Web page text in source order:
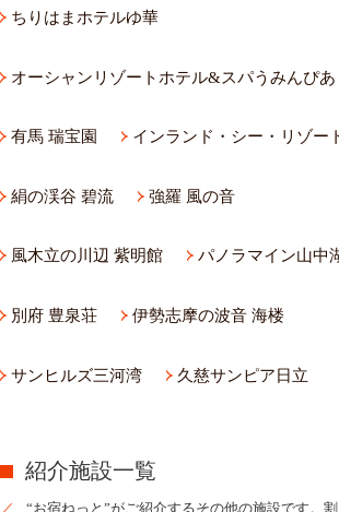
ちりはまホテルゆ華
オーシャンリゾートホテル&スパうみんぴあ
有馬 瑞宝園 インランド・シー・リゾー
絹の渓谷 碧流 強羅 風の音
風木立の川辺 紫明館 パノラマイン山中
別府 豊泉荘 伊勢志摩の波音 海楼
サンヒルズ三河湾 久慈サンピア日立
紹介施設一覧
“お宿ねっと”がご紹介するその他の施設です。